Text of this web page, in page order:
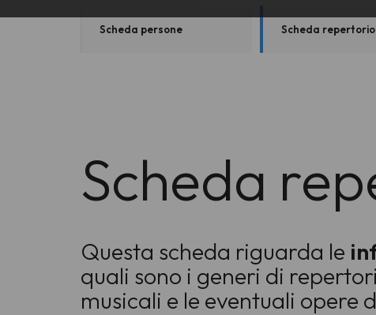
Scheda persone Scheda repertorio
Scheda
Questa scheda riguarda le
quali sono i generi di
musicali e le eventuali